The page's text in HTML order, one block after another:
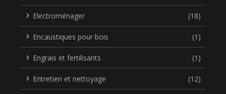
Electroménager (18)
Encaustiques pour bois (1)
Engrais et fertilisants (1)
Entretien et nettoyage (12)